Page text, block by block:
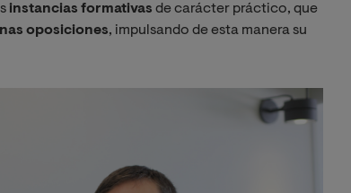
instancias formativas de carácter práctico, que
oposiciones, impulsando de esta manera su